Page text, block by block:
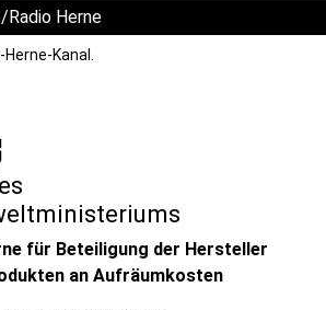
Radio Herne
Kanal.
für Beteiligung der Hersteller
an Aufräumkosten